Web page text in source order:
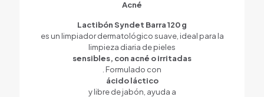
Acné
Lactibón Syndet Barra 120 g
es un limpiador dermatológico suave, ideal para la
limpieza diaria de pieles
sensibles, con acné o irritadas
. Formulado con
ácido láctico
y libre de jabón, ayuda a